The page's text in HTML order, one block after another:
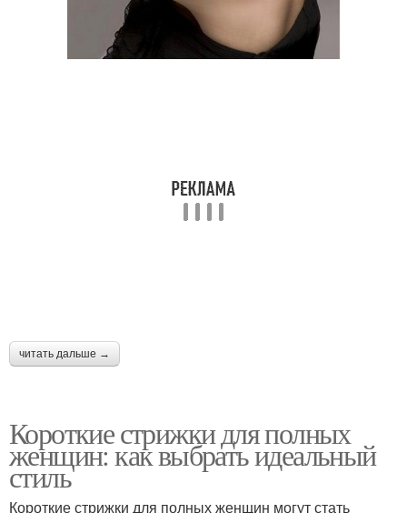
читать дальше →
Короткие стрижки для полных
женщин: как выбрать идеальный
стиль
Короткие стрижки для полных женщин могут стать